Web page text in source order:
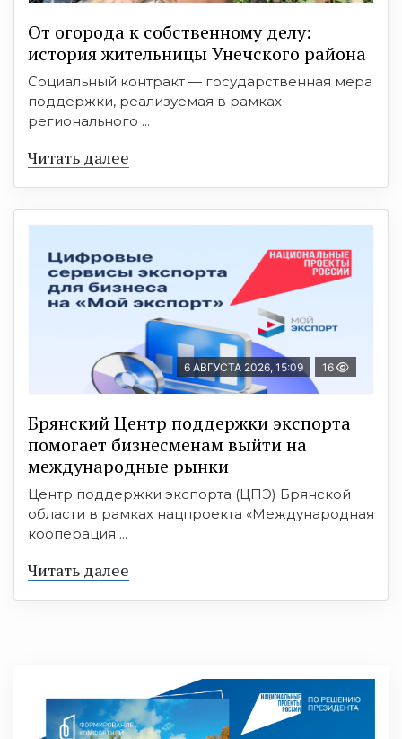
От огорода к собственному делу:
история жительницы Унечского района
Социальный контракт — государственная мера
поддержки, реализуемая в рамках
регионального ...
Читать далее
6 АВГУСТА 2026, 15:09 16
Брянский Центр поддержки экспорта
помогает бизнесменам выйти на
международные рынки
Центр поддержки экспорта (ЦПЭ) Брянской
области в рамках нацпроекта «Международная
кооперация ...
Читать далее